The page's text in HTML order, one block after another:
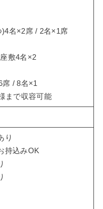
)4名×2席 / 2名×1席
敷4名×2
席 / 8名×1
まで収容可能
り
持込みOK